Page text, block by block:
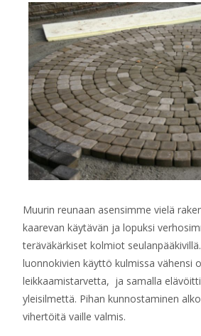
Muurin reunaan asensimme vielä
kaarevan käytävän ja lopuksi
teräväkärkiset kolmiot
luonnokivien käyttö kulmissa vähensi
leikkaamistarvetta, ja samalla
yleisilmettä. Pihan kunnostaminen
vihertöitä vaille valmis.